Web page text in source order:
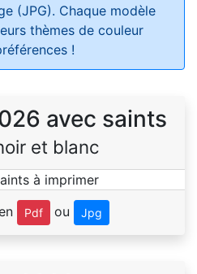
(JPG). Chaque modèle
thèmes de couleur
!
avec saints
et blanc
Pdf ou Jpg